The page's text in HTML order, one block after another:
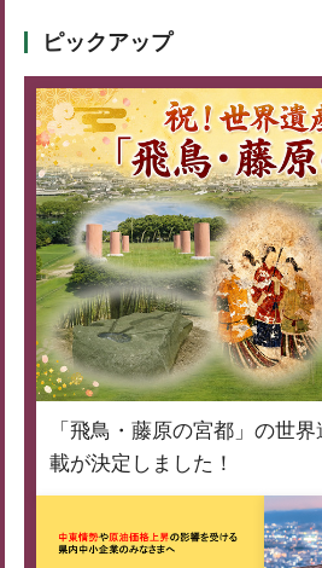
ピックアップ
「飛鳥・藤原の宮都」の世
載が決定しました！